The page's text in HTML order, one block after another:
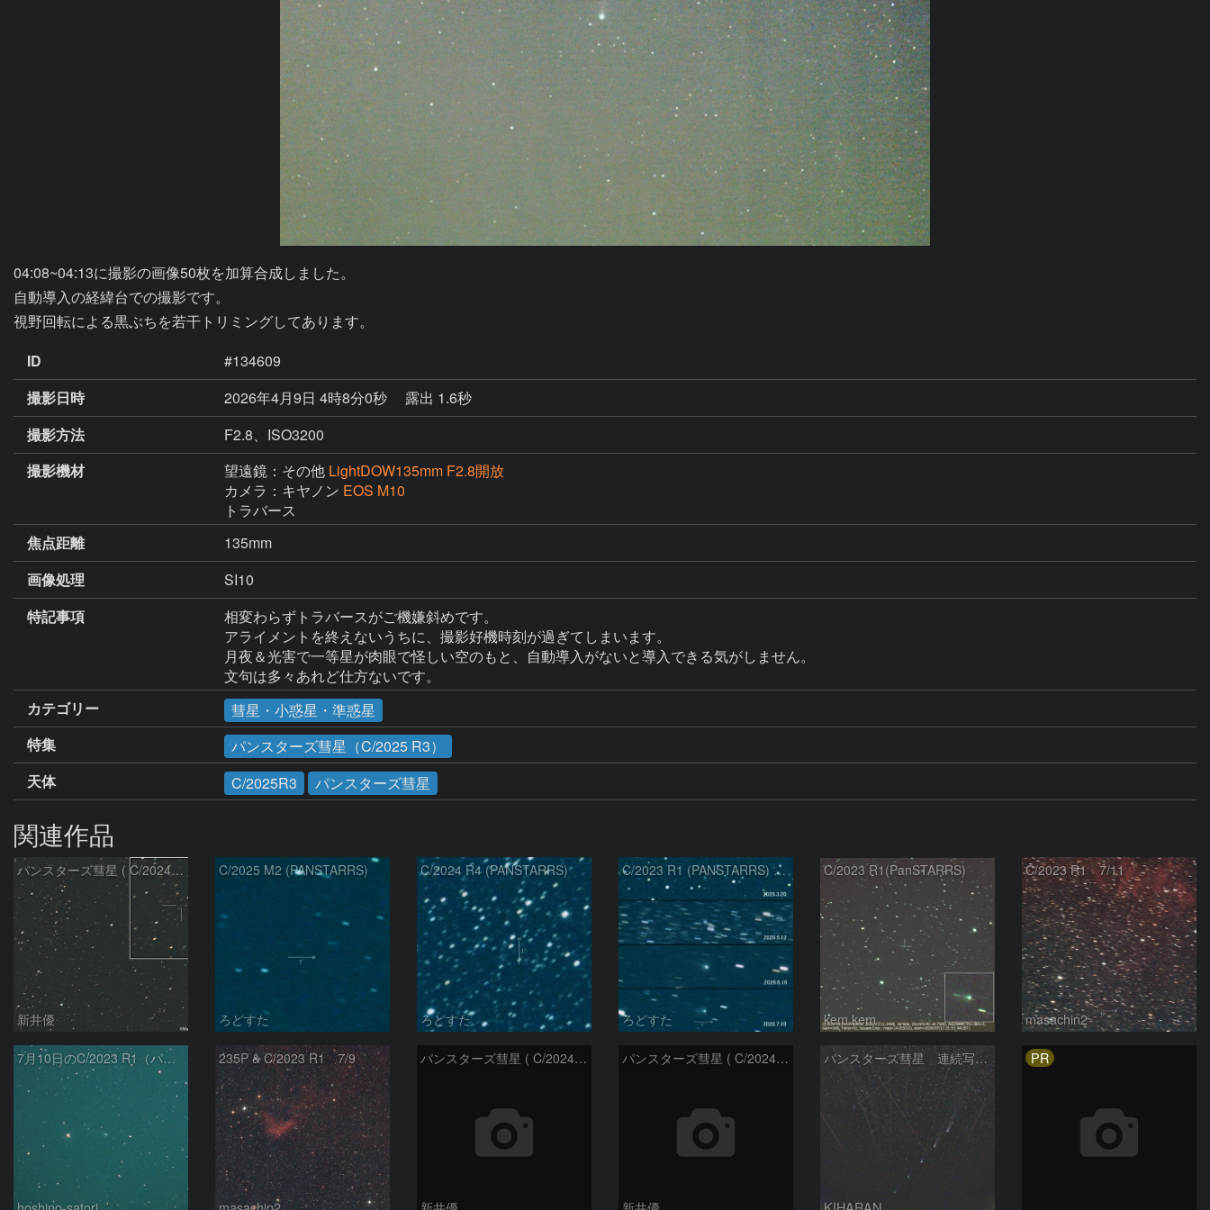
04:08~04:13に撮影の画像50枚を加算合成しました。
自動導入の経緯台での撮影です。
ID
#134609
撮影日時
2026年4月9日 4時8分0秒
露出 1.6秒
撮影方法
F2.8、ISO3200
撮影機材
望遠鏡：その他 LightDOW135mm F2.8開放
カメラ：キヤノン EOS M10
トラバース
焦点距離
135mm
画像処理
SI10
特記事項
相変わらずトラバースがご機嫌斜めです。
アライメントを終えないうちに、撮影好機時刻が過ぎてしまいます。
月夜＆光害で一等星が肉眼で怪しい空のもと、自動導入がないと導入できる気がしません。
文句は多々あれど仕方ないです。
カテゴリー
彗星・小惑星・準惑星
特集
パンスターズ彗星（C/2025 R3）
天体
C/2025R3 パンスターズ彗星
関連作品
パンスターズ彗星 ( C/2024R4 )：2026/07/27
新井優
C/2025 M2 (PANSTARRS)
ろどすた
C/2024 R4 (PANSTARRS)
ろどすた
C/2023 R1 (PANSTARRS) の変化
ろどすた
C/2023 R1(PanSTARRS)
kem.kem
C/2023 R1 7/11
masachin2
7月10日のC/2023 R1（パンスターズ彗星） 235P & C/2023 R1 7/9 パンスターズ彗星 ( C/2024R4 )：2026/06/28 パンスターズ彗星 ( C/2024G4 )の予報位置：2026/06/23 パンスターズ彗星 連続写真 再処理 PR